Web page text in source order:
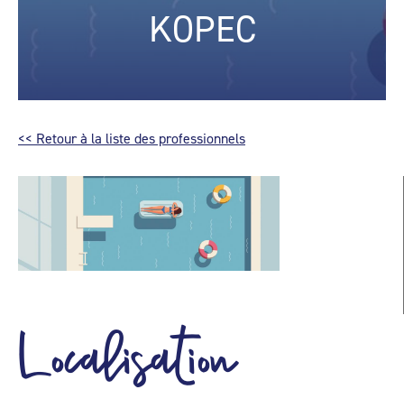
KOPEC
<< Retour à la liste des professionnels
Localisation